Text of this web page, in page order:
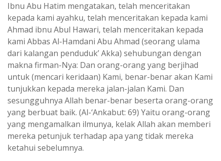
Ibnu Abu Hatim mengatakan, telah menceritakan
kepada kami ayahku, telah menceritakan kepada kami
Ahmad ibnu Abul Hawari, telah menceritakan kepada
kami Abbas Al-Hamdani Abu Ahmad (seorang ulama
dari kalangan penduduk’ Akka) sehubungan dengan
makna firman-Nya: Dan orang-orang yang berjihad
untuk (mencari keridaan) Kami, benar-benar akan Kami
tunjukkan kepada mereka jalan-jalan Kami. Dan
sesungguhnya Allah benar-benar beserta orang-orang
yang berbuat baik. (Al-‘Ankabut: 69) Yaitu orang-orang
yang mengamalkan ilmunya, kelak Allah akan memberi
mereka petunjuk terhadap apa yang tidak mereka
ketahui sebelumnya.